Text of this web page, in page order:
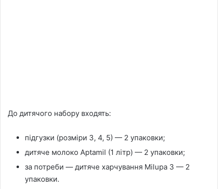
До дитячого набору входять:
підгузки (розміри 3, 4, 5) — 2 упаковки;
дитяче молоко Aptamil (1 літр) — 2 упаковки;
за потреби — дитяче харчування Milupa 3 — 2
упаковки.